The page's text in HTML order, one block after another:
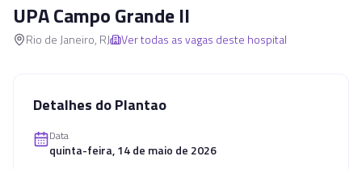
UPA Campo Grande II
Rio de Janeiro, RJ Ver todas as vagas deste hospital
Detalhes do Plantao
Data
quinta-feira, 14 de maio de 2026